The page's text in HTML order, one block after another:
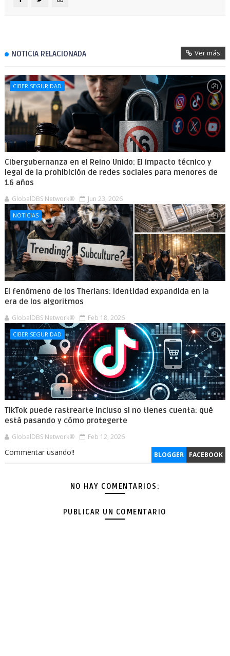
NOTICIA RELACIONADA Ver más
CIBER SEGURIDAD
Cibergubernanza en el Reino Unido: El impacto técnico y
legal de la prohibición de redes sociales para menores de
16 años
GlobalDBS Network® Jun 23, 2026
NOTICIAS
El fenómeno de los Therians: identidad expandida en la
era de los algoritmos
GlobalDBS Network® Feb 18, 2026
CIBER SEGURIDAD
TikTok puede rastrearte incluso si no tienes cuenta: qué
está pasando y cómo protegerte
GlobalDBS Network® Feb 12, 2026
BLOGGER FACEBOOK
Commentar usando!!
NO HAY COMENTARIOS:
PUBLICAR UN COMENTARIO